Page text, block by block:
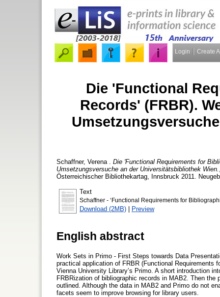
Login Create
Die 'Functional
Records' (FRBR).
Schaffner, Verena
Die 'Functional Requirements for
Umsetzungsversuche an der Universitätsbibliothek Wien.
Österreichischer Bibliothekartag, Innsbruck 2011.
Text
Schaffner - ‘Functional Requirements for
Download (2MB) | Preview
English abstract
Work Sets in Primo - First Steps towards Data
practical application of FRBR (Functional Requirements
Vienna University Library’s Primo. A short introduction
FRBRization of bibliographic records in MAB2. Then
outlined. Although the data in MAB2 and Primo do not
facets seem to improve browsing for library users.